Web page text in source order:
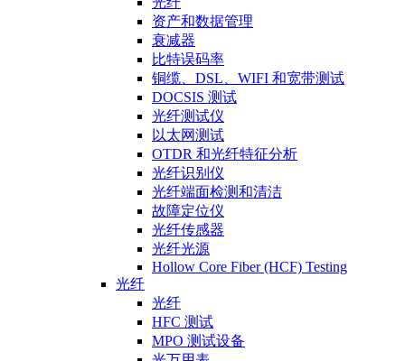
资产和数据管理
衰减器
比特误码率
铜缆、DSL、WIFI 和宽带测试
DOCSIS 测试
光纤测试仪
以太网测试
OTDR 和光纤特征分析
光纤识别仪
光纤端面检测和清洁
故障定位仪
光纤传感器
光纤光源
Hollow Core Fiber (HCF) Testing
光纤
光纤
HFC 测试
MPO 测试设备